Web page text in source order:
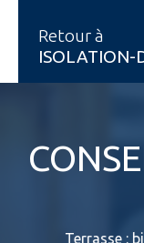
Retour à
ISOLATION-
Terrasse :